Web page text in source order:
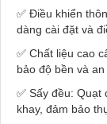
✅ Điều khiển
dàng cài đặt và
✅ Chất liệu cao
bảo độ bền và
✅ Sấy đều: Quạt
khay, đảm bảo